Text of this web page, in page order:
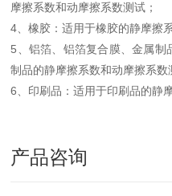
摩擦系数和动摩擦系数测试；
4、橡胶：适用于橡胶的静摩擦
5、铝箔、铝箔复合膜、金属制
制品的静摩擦系数和动摩擦系数
6、印刷品：适用于印刷品的静
产品咨询